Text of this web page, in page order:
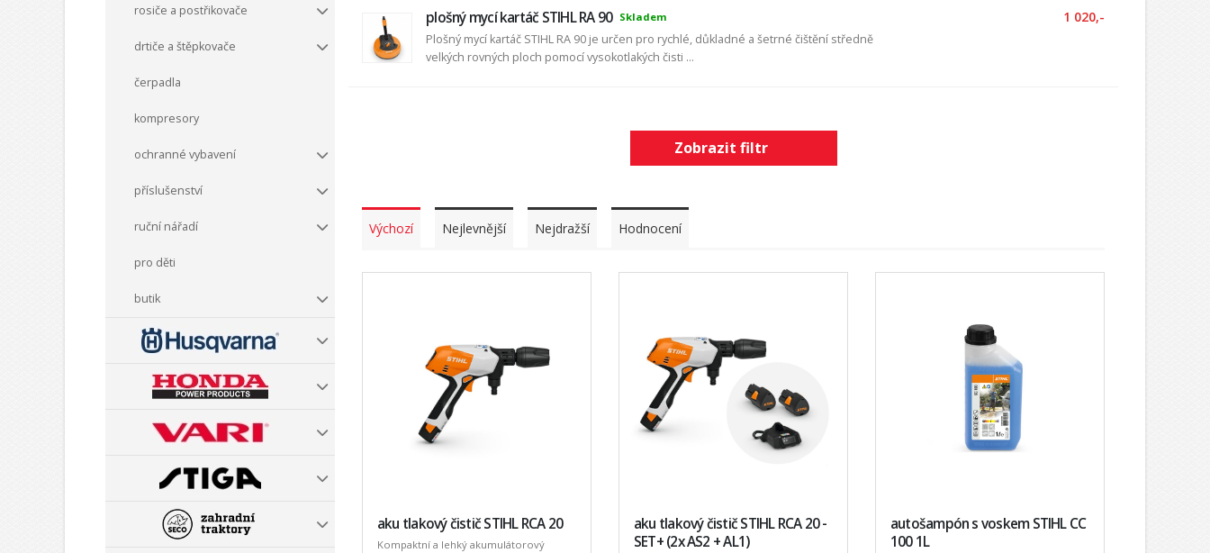
rosiče a postřikovače
drtiče a štěpkovače
čerpadla
kompresory
ochranné vybavení
příslušenství
ruční nářadí
pro děti
butik
plošný mycí kartáč STIHL RA 90 Skladem
Plošný mycí kartáč STIHL RA 90 je určen pro rychlé, důkladné a šetrné čištění středně
velkých rovných ploch pomocí vysokotlakých čisti ...
1 020,-
Zobrazit filtr
Výchozí Nejlevnější Nejdražší Hodnocení
aku tlakový čistič STIHL RCA 20
Kompaktní a lehký akumulátorový
aku tlakový čistič STIHL RCA 20 -
SET+ (2x AS2 + AL1)
autošampón s voskem STIHL CC
100 1L